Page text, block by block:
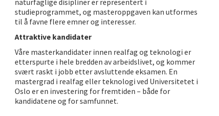
naturfaglige disipliner er representert i
studieprogrammet, og masteroppgaven kan utformes
til å favne flere emner og interesser.
Attraktive kandidater
Våre masterkandidater innen realfag og teknologi er
etterspurte i hele bredden av arbeidslivet, og kommer
svært raskt i jobb etter avsluttende eksamen. En
mastergrad i realfag eller teknologi ved Universitetet i
Oslo er en investering for fremtiden – både for
kandidatene og for samfunnet.